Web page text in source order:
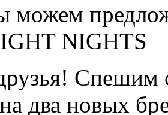
можем
NIGHTS
Спешим
два новых